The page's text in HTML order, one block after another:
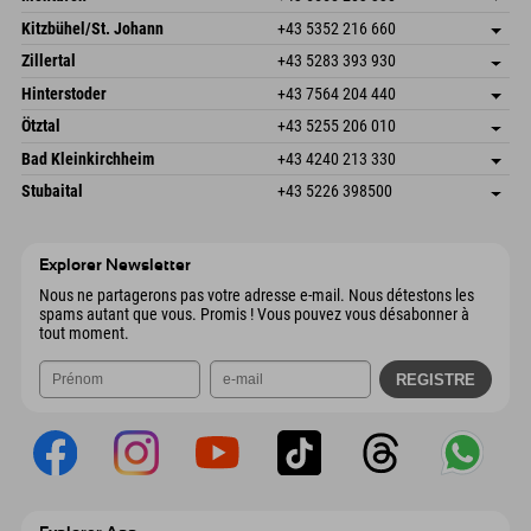
Dorfstr. 127b
6793 Gaschurn/Montafon
Autriche
Enregistrer l'adresse
Informations d'arrivée
Réservation
Kitzbühel/St. Johann +43 5352 216 660
Speckbacherstraße 87
Autriche
Enregistrer l'adresse
Réservation
Zillertal +43 5283 393 930
Schmiedau 2
6272 Kaltenbach im Zillertal
Autriche
Enregistrer l'adresse
Informations d'arrivée
Réservation
Hinterstoder +43 7564 204 440
Freizeitpark 10
Autriche
Enregistrer l'adresse
Réservation
Ötztal +43 5255 206 010
Gscheat 14
6441 Umhausen
Autriche
Enregistrer l'adresse
Informations d'arrivée
Réservation
Bad Kleinkirchheim +43 4240 213 330
Dorfstraße 24
Enregistrer l'adresse
Stubaital +43 5226 398500
Explorer Newsletter
Nous ne partagerons pas votre adresse e-mail. Nous détestons les
spams autant que vous. Promis ! Vous pouvez vous désabonner à
tout moment.